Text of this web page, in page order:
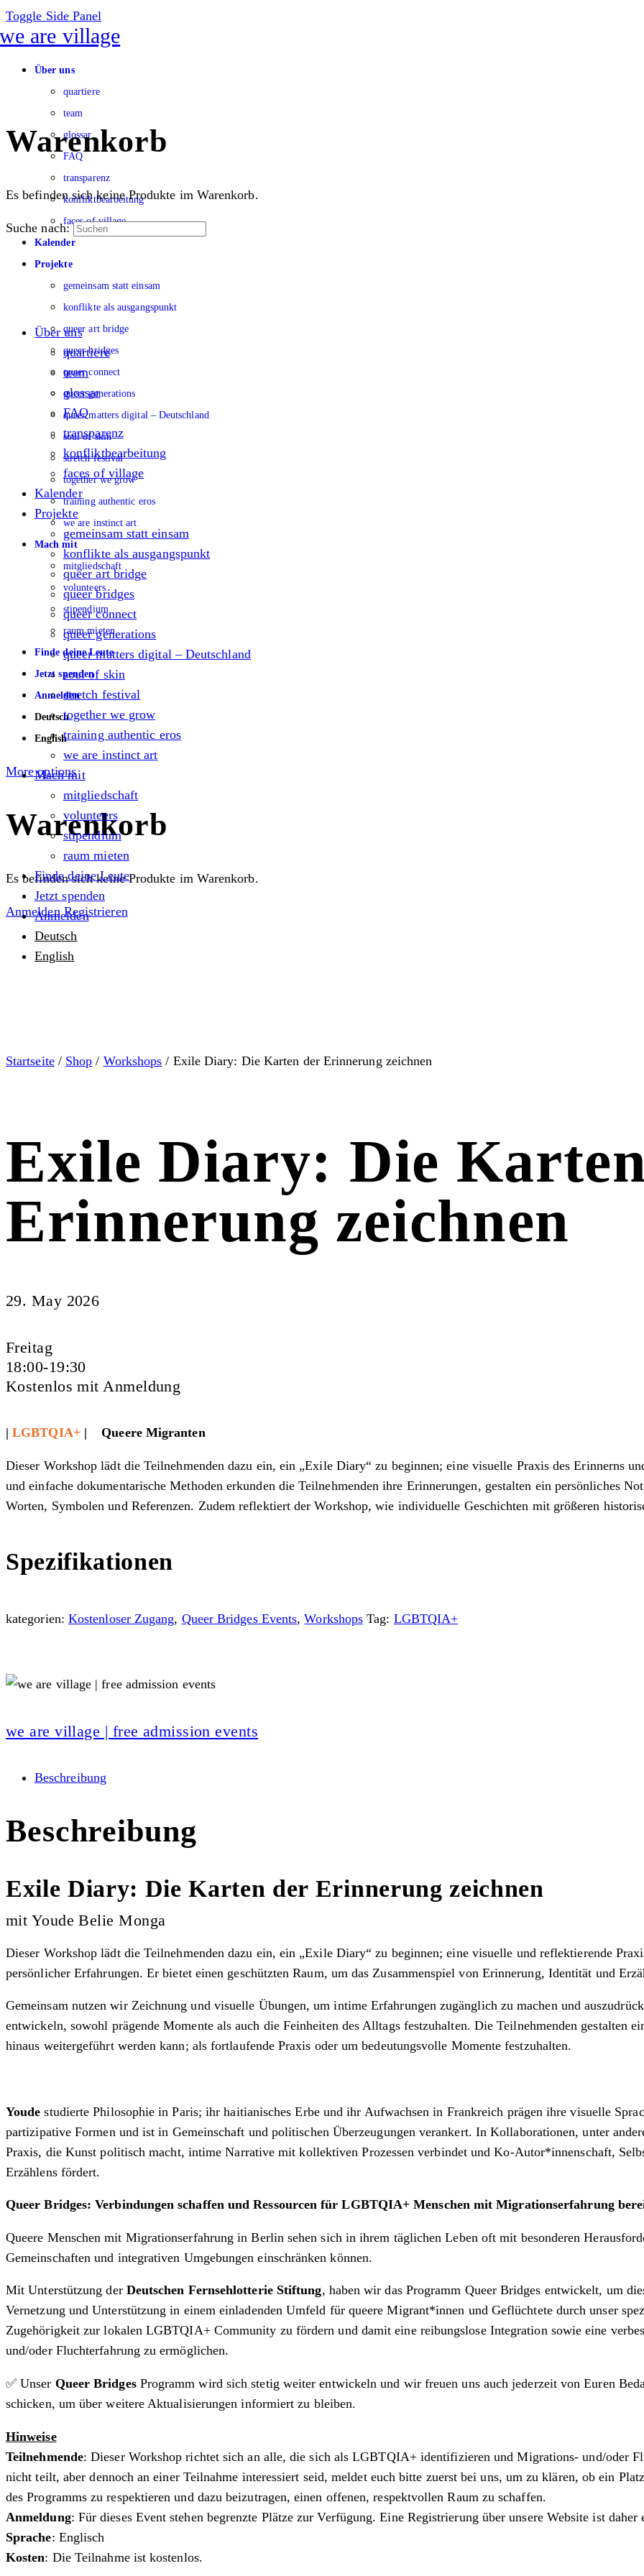
Toggle Side Panel
Über uns
quartiere
team
glossar
FAQ
transparenz
konfliktbearbeitung
faces of village
Kalender
Projekte
gemeinsam statt einsam
konflikte als ausgangspunkt
queer art bridge
queer bridges
queer connect
queer generations
queer matters digital – Deutschland
soul of skin
stretch festival
together we grow
training authentic eros
we are instinct art
Mach mit
mitgliedschaft
volunteers
stipendium
raum mieten
Finde deine Leute
Jetzt spenden
Anmelden
Deutsch
English
More options
Warenkorb
Es befinden sich keine Produkte im Warenkorb.
Anmelden Registrieren
Warenkorb
Es befinden sich keine Produkte im Warenkorb.
Suche nach:
Über uns
quartiere
team
glossar
FAQ
transparenz
konfliktbearbeitung
faces of village
Kalender
Projekte
gemeinsam statt einsam
konflikte als ausgangspunkt
queer art bridge
queer bridges
queer connect
queer generations
queer matters digital – Deutschland
soul of skin
stretch festival
together we grow
training authentic eros
we are instinct art
Mach mit
mitgliedschaft
volunteers
stipendium
raum mieten
Finde deine Leute
Jetzt spenden
Anmelden
Deutsch
English
Startseite/ Shop / Workshops / Exile Diary: Die Karten der Erinnerung zeichnen
Exile Diary: Die
Erinnerung zeichnen
29. May 2026
Freitag
18:00-19:30
Kostenlos mit Anmeldung
|LGBTQIA+ | Queere Migranten
Dieser Workshop lädt die Teilnehmenden dazu ein, ein „Exile Diary“ zu beginnen; eine visuelle Praxis des Erinnerns
und einfache dokumentarische Methoden erkunden die Teilnehmenden ihre Erinnerungen, gestalten ein persönliches
Worten, Symbolen und Referenzen. Zudem reflektiert der Workshop, wie individuelle Geschichten mit größeren
Spezifikationen
kategorien: Kostenloser Zugang, Queer Bridges Events,Workshops Tag: LGBTQIA+
we are village | free admission events
Beschreibung
Beschreibung
Exile Diary: Die Karten der Erinnerung zeichnen
mit Youde Belie Monga
Dieser Workshop lädt die Teilnehmenden dazu ein, ein „Exile Diary“ zu beginnen; eine visuelle und reflektierende
persönlicher Erfahrungen. Er bietet einen geschützten Raum, um das Zusammenspiel von Erinnerung, Identität und
Gemeinsam nutzen wir Zeichnung und visuelle Übungen, um intime Erfahrungen zugänglich zu machen und
entwickeln, sowohl prägende Momente als auch die Feinheiten des Alltags festzuhalten. Die Teilnehmenden gestalten
hinaus weitergeführt werden kann; als fortlaufende Praxis oder um bedeutungsvolle Momente festzuhalten.
Youde studierte Philosophie in Paris; ihr haitianisches Erbe und ihr Aufwachsen in Frankreich prägen ihre visuelle
partizipative Formen und ist in Gemeinschaft und politischen Überzeugungen verankert. In Kollaborationen, unter
Praxis, die Kunst politisch macht, intime Narrative mit kollektiven Prozessen verbindet und Ko-Autor*innenschaft,
Erzählens fördert.
Queer Bridges: Verbindungen schaffen und Ressourcen für LGBTQIA+ Menschen mit Migrationserfahrung
Queere Menschen mit Migrationserfahrung in Berlin sehen sich in ihrem täglichen Leben oft mit besonderen
Gemeinschaften und integrativen Umgebungen einschränken können.
Mit Unterstützung derDeutschen Fernsehlotterie Stiftung, haben wir das Programm Queer Bridges entwickelt, um
Vernetzung und Unterstützung in einem einladenden Umfeld für queere Migrant*innen und Geflüchtete durch unser
Zugehörigkeit zur lokalen LGBTQIA+ Community zu fördern und damit eine reibungslose Integration sowie eine
und/oder Fluchterfahrung zu ermöglichen.
✅ Unser Queer BridgesProgramm wird sich stetig weiter entwickeln und wir freuen uns auch jederzeit von Euren
schicken, um über weitere Aktualisierungen informiert zu bleiben.
Hinweise
Teilnehmende: Dieser Workshop richtet sich an alle, die sich als LGBTQIA+ identifizieren und Migrations- und/oder
nicht teilt, aber dennoch an einer Teilnahme interessiert seid, meldet euch bitte zuerst bei uns, um zu klären, ob ein
des Programms zu respektieren und dazu beizutragen, einen offenen, respektvollen Raum zu schaffen.
Anmeldung: Für dieses Event stehen begrenzte Plätze zur Verfügung. Eine Registrierung über unsere Website ist
Sprache: Englisch
Kosten: Die Teilnahme ist kostenlos.